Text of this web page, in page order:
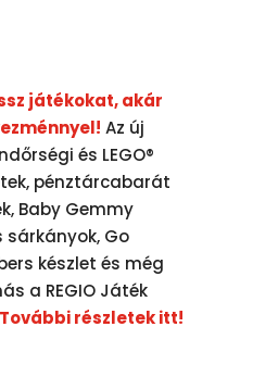
játékokat, akár
Az új
és LEGO®
pénztárcabarát
Baby Gemmy
sárkányok, Go
készlet és még
a REGIO Játék
További részletek itt!